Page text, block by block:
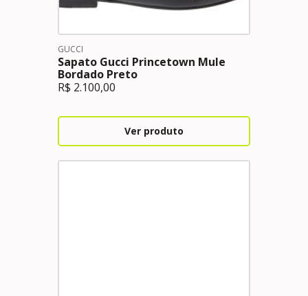
GUCCI
Sapato Gucci Princetown Mule
Bordado Preto
R$ 2.100,00
Ver produto